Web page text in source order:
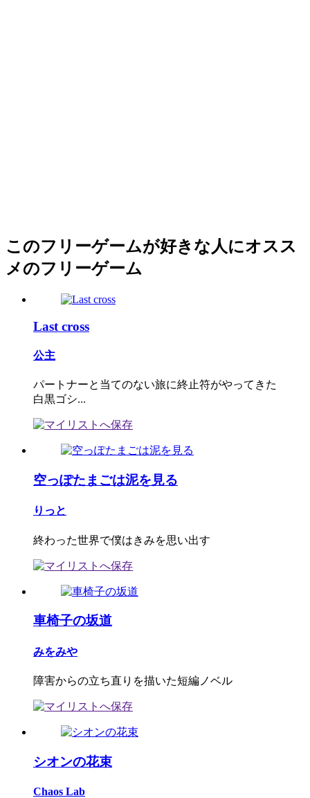
このフリーゲームが好きな人にオスス
メのフリーゲーム
Last cross
公主
パートナーと当てのない旅に終止符がやってきた
白黒ゴシ...
空っぽたまごは泥を見る
りっと
終わった世界で僕はきみを思い出す
車椅子の坂道
みをみや
障害からの立ち直りを描いた短編ノベル
シオンの花束
Chaos Lab